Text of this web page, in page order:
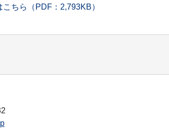
ちら（PDF：2,793KB）